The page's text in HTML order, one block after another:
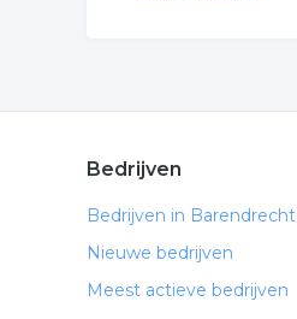
Bedrijven
Bedrijven in Barendrecht
Nieuwe bedrijven
Meest actieve bedrijven